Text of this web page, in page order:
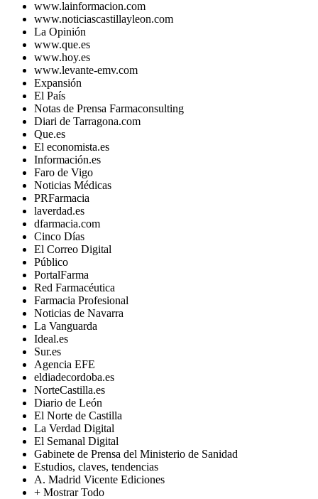
www.lainformacion.com
www.noticiascastillayleon.com
La Opinión
www.que.es
www.hoy.es
www.levante-emv.com
Expansión
El País
Notas de Prensa Farmaconsulting
Diari de Tarragona.com
Que.es
El economista.es
Información.es
Faro de Vigo
Noticias Médicas
PRFarmacia
laverdad.es
dfarmacia.com
Cinco Días
El Correo Digital
Público
PortalFarma
Red Farmacéutica
Farmacia Profesional
Noticias de Navarra
La Vanguarda
Ideal.es
Sur.es
Agencia EFE
eldiadecordoba.es
NorteCastilla.es
Diario de León
El Norte de Castilla
La Verdad Digital
El Semanal Digital
Gabinete de Prensa del Ministerio de Sanidad
Estudios, claves, tendencias
A. Madrid Vicente Ediciones
+ Mostrar Todo